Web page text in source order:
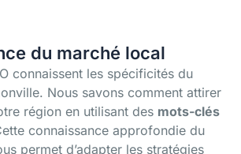
du marché local
connaissent les spécificités du
Nous savons comment attirer
région en utilisant des mots-clés
connaissance approfondie du
permet d’adapter les stratégies